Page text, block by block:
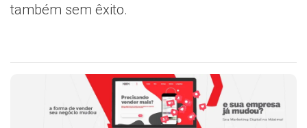
também sem êxito.